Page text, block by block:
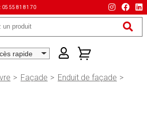
05 55 81 81 70
Façade
Enduit de façade